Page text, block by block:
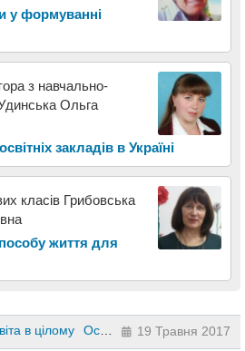
у формуванні
з навчально-
Ольга
закладів в Україні
класів Грибовська
життя для
в цілому Основи здоров’я 19 Травня 2017